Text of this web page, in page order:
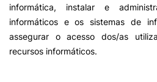
informática, instalar e
informáticos e os sistemas de
assegurar o acesso dos/as
recursos informáticos.